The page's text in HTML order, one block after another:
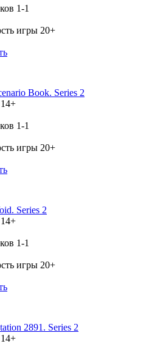
Book. Series 2
Series 2
2891. Series 2